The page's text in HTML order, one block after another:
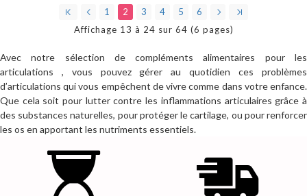
1 2 3 4 5
6
Affichage 13 à 24 sur 64 (6 pages)
Avec notre sélection de compléments alimentaires pour les
articulations , vous pouvez gérer au quotidien ces problèmes
d’articulations qui vous empêchent de vivre comme dans votre enfance.
Que cela soit pour lutter contre les inflammations articulaires grâce à
des substances naturelles, pour protéger le cartilage, ou pour renforcer
les os en apportant les nutriments essentiels.